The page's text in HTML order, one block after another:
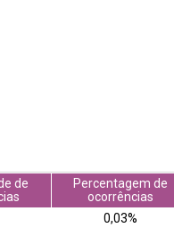
de
Percentagem de
ocorrências
0,03%